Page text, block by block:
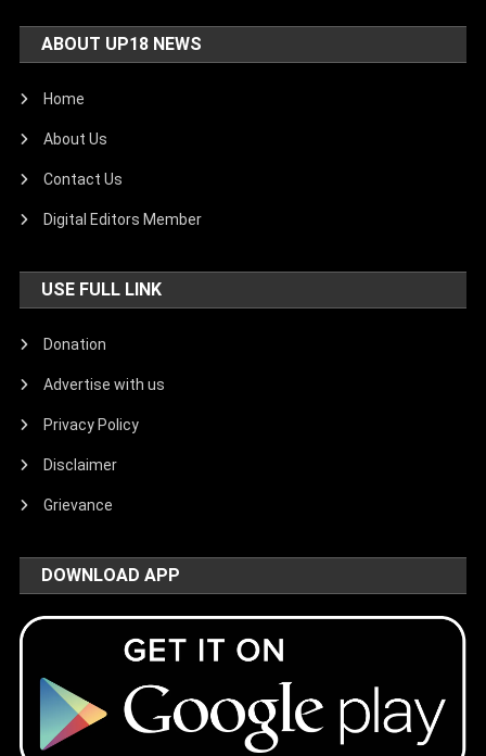
ABOUT UP18 NEWS
Home
About Us
Contact Us
Digital Editors Member
USE FULL LINK
Donation
Advertise with us
Privacy Policy
Disclaimer
Grievance
DOWNLOAD APP